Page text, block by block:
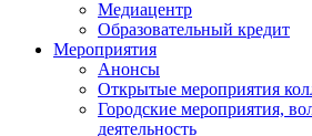
Медиацентр
Образовательный кредит
Мероприятия
Анонсы
Открытые мероприятия
Городские мероприятия,
деятельность